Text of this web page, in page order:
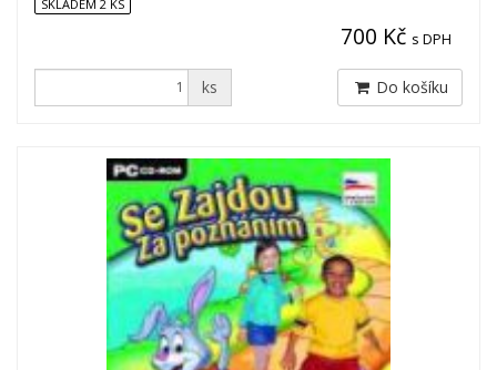
SKLADEM 2 KS
700 Kč s DPH
ks Do košíku